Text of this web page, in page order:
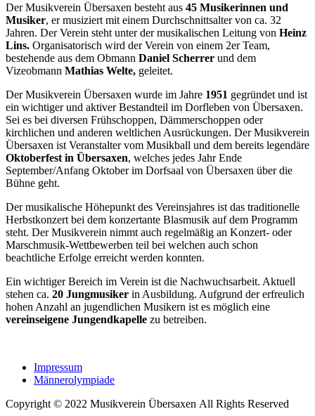
Der Musikverein Übersaxen besteht aus 45 Musikerinnen und
Musiker, er musiziert mit einem Durchschnittsalter von ca. 32
Jahren. Der Verein steht unter der musikalischen Leitung von Heinz
Lins. Organisatorisch wird der Verein von einem 2er Team,
bestehende aus dem Obmann Daniel Scherrer und dem
Vizeobmann Mathias Welte, geleitet.
Der Musikverein Übersaxen wurde im Jahre 1951 gegründet und ist
ein wichtiger und aktiver Bestandteil im Dorfleben von Übersaxen.
Sei es bei diversen Frühschoppen, Dämmerschoppen oder
kirchlichen und anderen weltlichen Ausrückungen. Der Musikverein
Übersaxen ist Veranstalter vom Musikball und dem bereits legendäre
Oktoberfest in Übersaxen, welches jedes Jahr Ende
September/Anfang Oktober im Dorfsaal von Übersaxen über die
Bühne geht.
Der musikalische Höhepunkt des Vereinsjahres ist das traditionelle
Herbstkonzert bei dem konzertante Blasmusik auf dem Programm
steht. Der Musikverein nimmt auch regelmäßig an Konzert- oder
Marschmusik-Wettbewerben teil bei welchen auch schon
beachtliche Erfolge erreicht werden konnten.
Ein wichtiger Bereich im Verein ist die Nachwuchsarbeit. Aktuell
stehen ca. 20 Jungmusiker in Ausbildung. Aufgrund der erfreulich
hohen Anzahl an jugendlichen Musikern ist es möglich eine
vereinseigene Jungendkapelle zu betreiben.
Impressum
Männerolympiade
Copyright © 2022 Musikverein Übersaxen All Rights Reserved